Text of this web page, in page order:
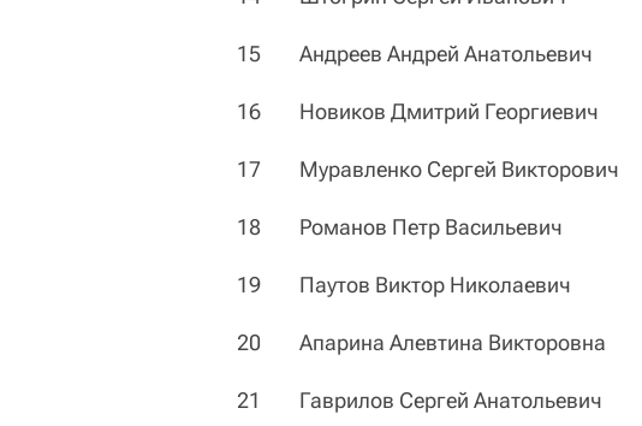
15 Андреев Андрей Анатольевич
16 Новиков Дмитрий Георгиевич
17 Муравленко Сергей Викторович
18 Романов Петр Васильевич
19 Паутов Виктор Николаевич
20 Апарина Алевтина Викторовна
21 Гаврилов Сергей Анатольевич